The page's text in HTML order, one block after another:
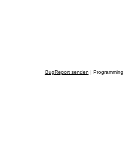
BugReport senden |